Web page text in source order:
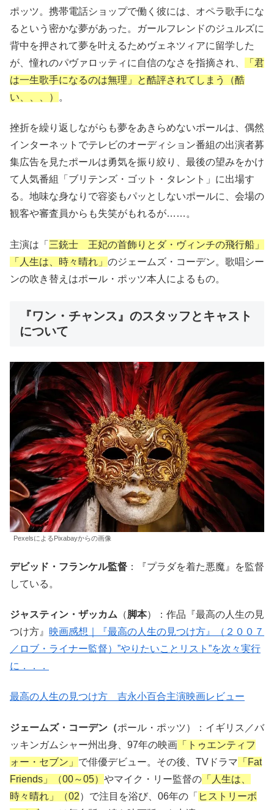
ポッツ。携帯電話ショップで働く彼には、オペラ歌手にな
るという密かな夢があった。ガールフレンドのジュルズに
背中を押されて夢を叶えるためヴェネツィアに留学した
が、憧れのパヴァロッティに自信のなさを指摘され、
「君
は一生歌手になるのは無理」と酷評されてしまう（酷
い、、、）
。
挫折を繰り返しながらも夢をあきらめないポールは、偶然
インターネットでテレビのオーディション番組の出演者募
集広告を見たポールは勇気を振り絞り、最後の望みをかけ
て人気番組「ブリテンズ・ゴット・タレント」に出場す
る。地味な身なりで容姿もパッとしないポールに、会場の
観客や審査員からも失笑がもれるが……。
主演は「 三銃士 王妃の首飾りとダ・ヴィンチの飛行船」
「人生は、時々晴れ」 のジェームズ・コーデン。歌唱シー
ンの吹き替えはポール・ポッツ本人によるもの。
『ワン・チャンス』のスタッフとキャスト
について
PexelsによるPixabayからの画像
デビッド・フランケル監督 ：『プラダを着た悪魔』を監督
している。
ジャスティン・ザッカム （脚本）：作品『最高の人生の見
つけ方』 映画感想｜『最高の人生の見つけ方』（２００７
／ロブ・ライナー監督）”やりたいことリスト”を次々実行
に．．．
最高の人生の見つけ方 吉永小百合主演映画レビュー
ジェームズ・コーデン（ポール・ポッツ）：イギリス／バ
ッキンガムシャー州出身、97年の映画 「トゥエンティフ
ォー・セブン」 で俳優デビュー。その後、TVドラマ 「Fat
Friends」（00～05） やマイク・リー監督の 「人生は、
時々晴れ」（02）で注目を浴び、06年の「 ヒストリーボ